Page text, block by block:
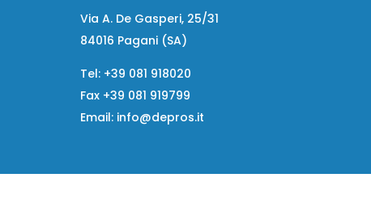
Via A. De Gasperi, 25/31
84016 Pagani (SA)
Tel: +39 081 918020
Fax +39 081 919799
Email: info@depros.it